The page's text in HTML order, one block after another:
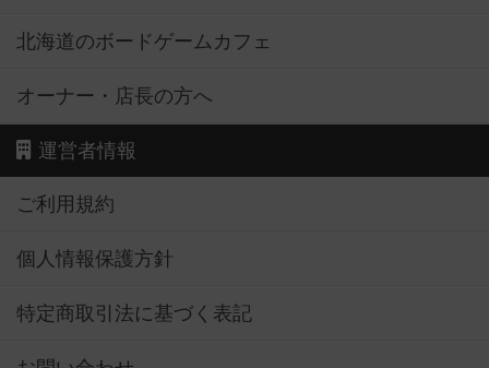
北海道のボードゲームカフェ
オーナー・店長の方へ
運営者情報
ご利用規約
個人情報保護方針
特定商取引法に基づく表記